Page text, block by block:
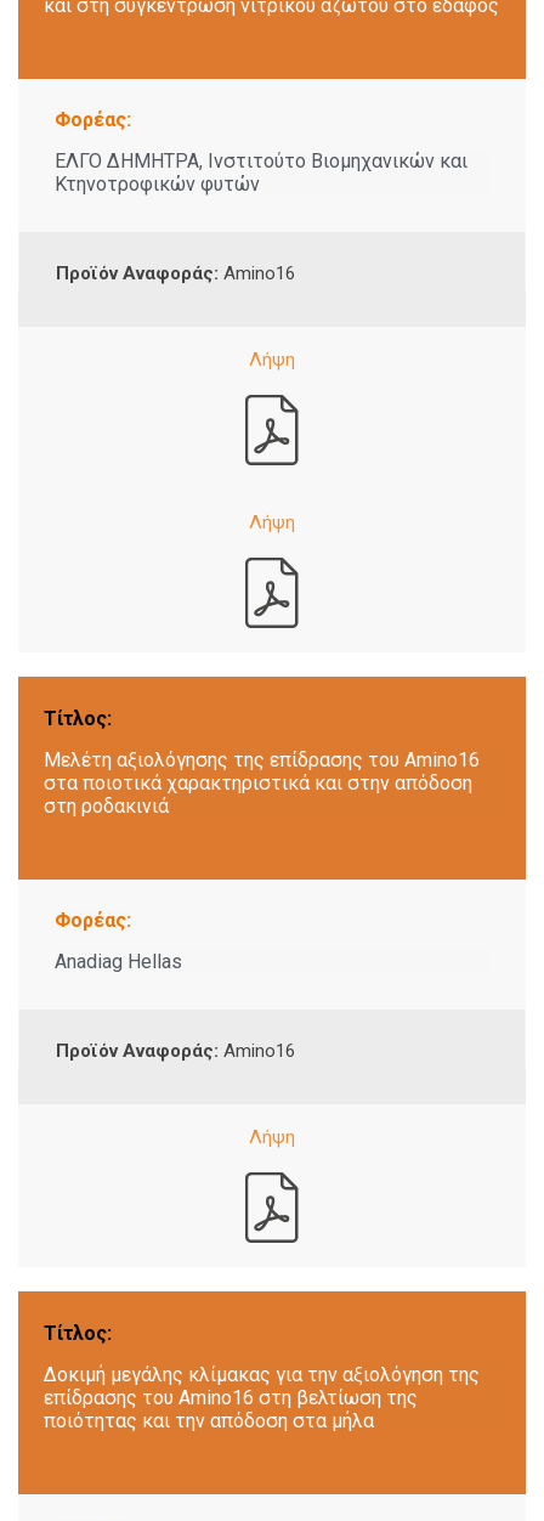
και στη συγκέντρωση νιτρικού αζώτου στο έδαφος
Φορέας:
ΕΛΓΟ ΔΗΜΗΤΡΑ, Ινστιτούτο Βιομηχανικών και
Κτηνοτροφικών φυτών
Προϊόν Αναφοράς: Amino16
Τίτλος:
Μελέτη αξιολόγησης της επίδρασης του Amino16
στα ποιοτικά χαρακτηριστικά και στην απόδοση
στη ροδακινιά
Φορέας:
Anadiag Hellas
Προϊόν Αναφοράς: Amino16
Τίτλος:
Δοκιμή μεγάλης κλίμακας για την αξιολόγηση της
επίδρασης του Amino16 στη βελτίωση της
ποιότητας και την απόδοση στα μήλα